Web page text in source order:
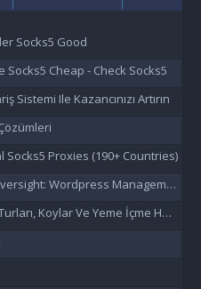
Socks5 Good
Socks5 Cheap - Check Socks5
Sistemi Ile Kazancınızı Artırın
Socks5 Proxies (190+ Countries)
Wordpress Management Aı
Ve Yeme İçme Hakkında Eşsiz Bilgiler